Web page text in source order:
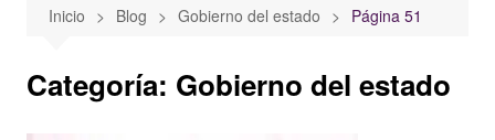
Inicio Blog Gobierno del estado Página 51
Categoría: Gobierno del estado